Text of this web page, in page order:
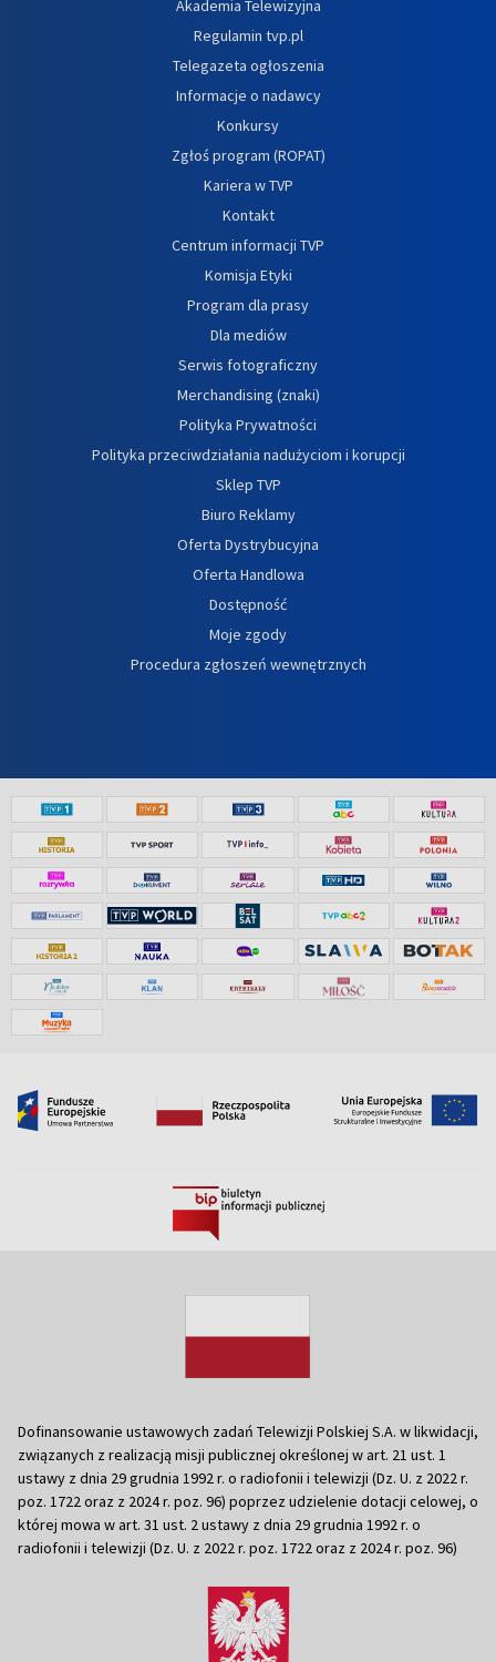
Akademia Telewizyjna
Regulamin tvp.pl
Telegazeta ogłoszenia
Informacje o nadawcy
Konkursy
Zgłoś program (ROPAT)
Kariera w TVP
Kontakt
Centrum informacji TVP
Komisja Etyki
Program dla prasy
Dla mediów
Serwis fotograficzny
Merchandising (znaki)
Polityka Prywatności
Polityka przeciwdziałania nadużyciom i korupcji
Sklep TVP
Biuro Reklamy
Oferta Dystrybucyjna
Oferta Handlowa
Dostępność
Moje zgody
Procedura zgłoszeń wewnętrznych
Dofinansowanie ustawowych zadań Telewizji Polskiej S.A. w likwidacji,
związanych z realizacją misji publicznej określonej w art. 21 ust. 1
ustawy z dnia 29 grudnia 1992 r. o radiofonii i telewizji (Dz. U. z 2022 r.
poz. 1722 oraz z 2024 r. poz. 96) poprzez udzielenie dotacji celowej, o
której mowa w art. 31 ust. 2 ustawy z dnia 29 grudnia 1992 r. o
radiofonii i telewizji (Dz. U. z 2022 r. poz. 1722 oraz z 2024 r. poz. 96)